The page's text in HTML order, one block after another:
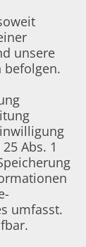
unsere
befolgen.
Abs. 1
umfasst.